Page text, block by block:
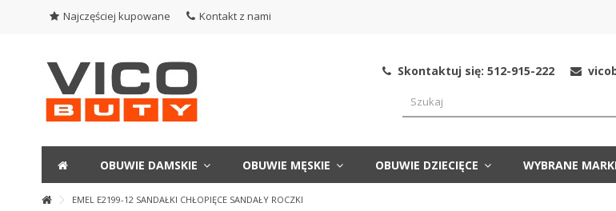
Najczęściej kupowane Kontakt z nami
Skontaktuj się: 512-915-222
OBUWIE DAMSKIE OBUWIE MĘSKIE OBUWIE DZIECIĘCE WYBRANE MARKI
EMEL E2199-12 SANDAŁKI CHŁOPIĘCE SANDAŁY ROCZKI